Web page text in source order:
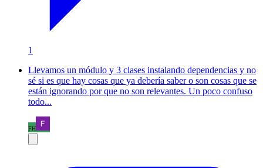
1
Llevamos un módulo y 3 clases instalando dependencias y no
sé si es que hay cosas que ya debería saber o son cosas que se
están ignorando por que no son relevantes. Un poco confuso
todo...
FH